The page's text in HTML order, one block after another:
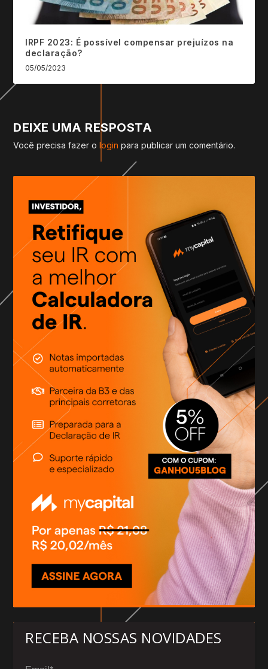
IRPF 2023: É possível compensar prejuízos na
declaração?
05/05/2023
DEIXE UMA RESPOSTA
Você precisa fazer ologin para publicar um comentário.
RECEBA NOSSAS NOVIDADES